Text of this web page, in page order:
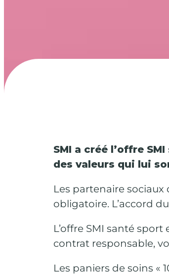
SMI a créé l’offre
des valeurs qui lui
Les partenaire
obligatoire. L’accord
L’offre SMI santé
contrat responsable,
Les paniers de soins «